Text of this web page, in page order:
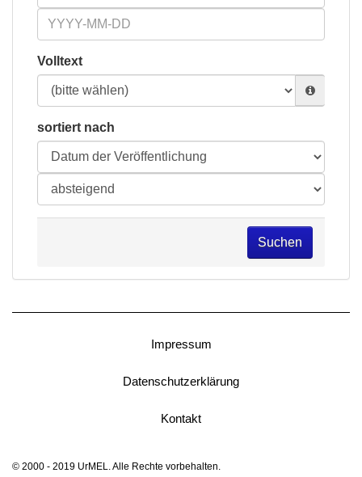
Volltext
sortiert nach
Suchen
Impressum
Datenschutzerklärung
Kontakt
© 2000 - 2019 UrMEL. Alle Rechte vorbehalten.